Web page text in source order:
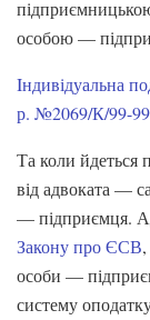
особою —
Iндивідуальна
р. №2069/К/99-
Та коли йдеться
від адвоката —
— підприємця.
Закону про ЄСВ
особи —
систему